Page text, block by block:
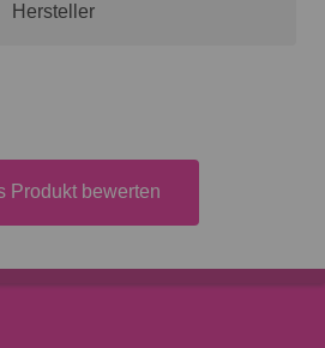
Hersteller
Produkt bewerten